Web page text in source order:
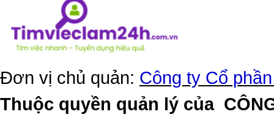
Đơn vị chủ quản: Công ty Cổ
Thuộc quyền quản lý của